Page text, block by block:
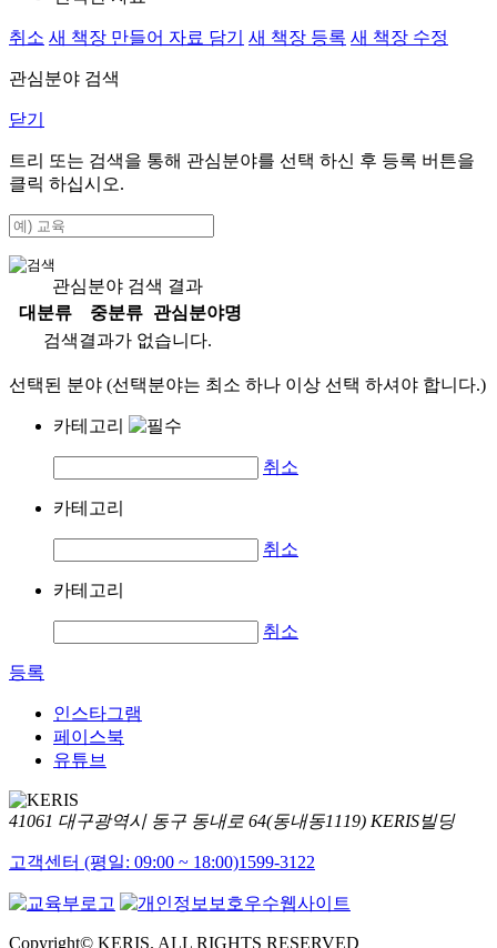
취소 새 책장 만들어 자료 담기 새 책장 등록 새 책장 수정
관심분야 검색
닫기
트리 또는 검색을 통해 관심분야를 선택 하신 후 등록 버튼을
클릭 하십시오.
관심분야 검색 결과
대분류
중분류
관심분야명
검색결과가 없습니다.
선택된 분야 (선택분야는 최소 하나 이상 선택 하셔야 합니다.)
카테고리
취소
카테고리
취소
카테고리
취소
등록
인스타그램
페이스북
유튜브
41061 대구광역시 동구 동내로 64(동내동1119) KERIS빌딩
고객센터 (평일: 09:00 ~ 18:00)1599-3122
Copyright© KERIS. ALL RIGHTS RESERVED